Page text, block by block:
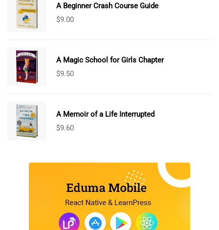
A Beginner Crash Course Guide
$9.00
A Magic School for Girls Chapter
$9.50
A Memoir of a Life Interrupted
$9.60